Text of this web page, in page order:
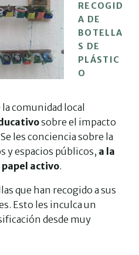
RECOGID
A DE
BOTELLA
S DE
PLÁSTIC
O
la comunidad local
sobre el impacto
les conciencia sobre la
y espacios públicos, a la
papel activo.
que han recogido a sus
Esto les inculca un
desde muy